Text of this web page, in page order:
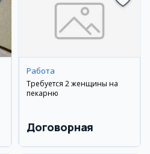
Работа
Требуется 2 женщины на
пекарню
Договорная